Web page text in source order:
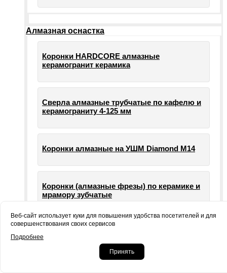
Алмазная оснастка
Коронки HARDCORE алмазные
керамогранит керамика
Сверла алмазные трубчатые по кафелю и
керамограниту 4-125 мм
Коронки алмазные на УШМ Diamond М14
Коронки (алмазные фрезы) по керамике и
мрамору зубчатые
машин УШМ болгарки
Веб-сайт использует куки для повышения удобства посетителей и для
совершенствования своих сервисов
Подробнее
Принять